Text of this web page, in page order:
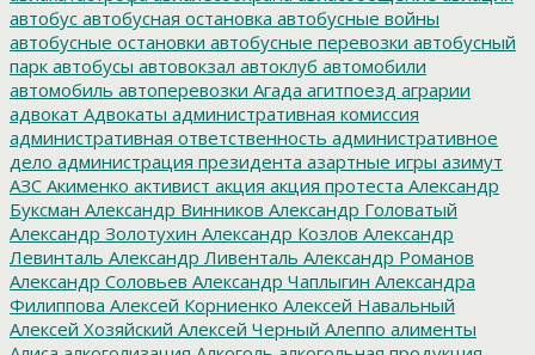
автобус автобусная остановка автобусные войны
автобусные остановки автобусные перевозки автобусный
парк автобусы автовокзал автоклуб автомобили
автомобиль автоперевозки Агада агитпоезд аграрии
адвокат Адвокаты административная комиссия
административная ответственность административное
дело администрация президента азартные игры азимут
АЗС Акименко активист акция акция протеста Александр
Буксман Александр Винников Александр Головатый
Александр Золотухин Александр Козлов Александр
Левинталь Александр Ливенталь Александр Романов
Александр Соловьев Александр Чаплыгин Александра
Филиппова Алексей Корниенко Алексей Навальный
Алексей Хозяйский Алексей Черный Алеппо алименты